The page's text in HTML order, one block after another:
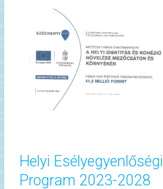
Helyi Esélyegyenlőségi
Program 2023-2028